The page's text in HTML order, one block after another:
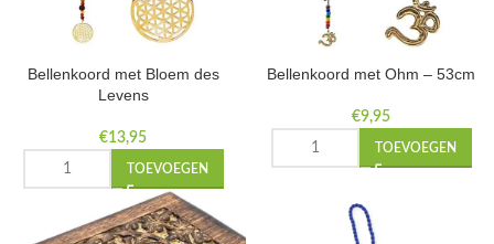
Bellenkoord met Bloem des
Levens
€13,95
TOEVOEGEN
Bellenkoord met Ohm – 53cm
€9,95
TOEVOEGEN